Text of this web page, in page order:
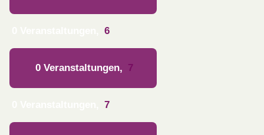
6
0 Veranstaltungen, 7
7